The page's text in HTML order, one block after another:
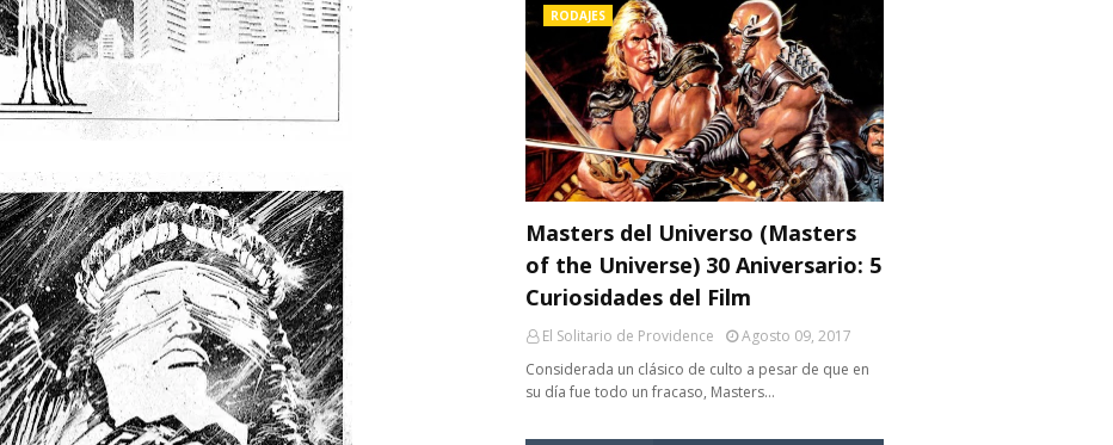
RODAJES
Masters del Universo (Masters
of the Universe) 30 Aniversario: 5
Curiosidades del Film
El Solitario de Providence
Agosto 09, 2017
Considerada un clásico de culto a pesar de que en
su día fue todo un fracaso, Masters…